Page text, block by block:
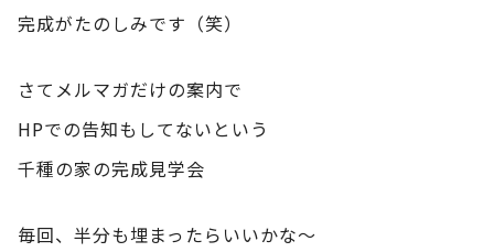
完成がたのしみです（笑）
さてメルマガだけの案内で
HPでの告知もしてないという
千種の家の完成見学会
毎回、半分も埋まったらいいかな～